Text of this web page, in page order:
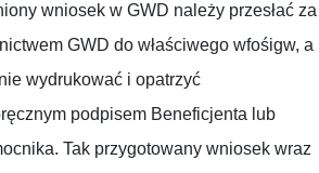
wniosek w GWD należy przesłać za
GWD do właściwego wfośigw, a
wydrukować i opatrzyć
podpisem Beneficjenta lub
Tak przygotowany wniosek wraz